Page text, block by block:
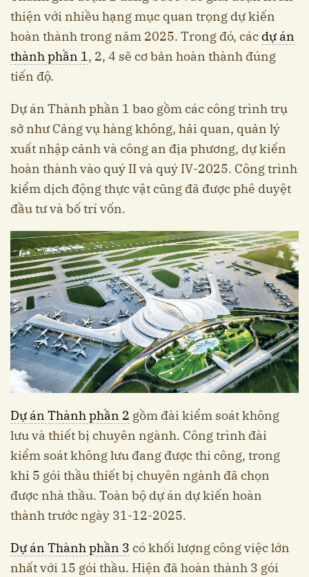
thiện với nhiều hạng mục quan trọng dự kiến
hoàn thành trong năm 2025. Trong đó, các dự án
thành phần 1 , 2, 4 sẽ cơ bản hoàn thành đúng
tiến độ.
Dự án Thành phần 1 bao gồm các công trình trụ
sở như Cảng vụ hàng không, hải quan, quản lý
xuất nhập cảnh và công an địa phương, dự kiến
hoàn thành vào quý II và quý IV-2025. Công trình
kiểm dịch động thực vật cũng đã được phê duyệt
đầu tư và bố trí vốn.
Dự án Thành phần 2 gồm đài kiểm soát không
lưu và thiết bị chuyên ngành. Công trình đài
kiểm soát không lưu đang được thi công, trong
khi 5 gói thầu thiết bị chuyên ngành đã chọn
được nhà thầu. Toàn bộ dự án dự kiến hoàn
thành trước ngày 31-12-2025.
Dự án Thành phần 3 có khối lượng công việc lớn
nhất với 15 gói thầu. Hiện đã hoàn thành 3 gói